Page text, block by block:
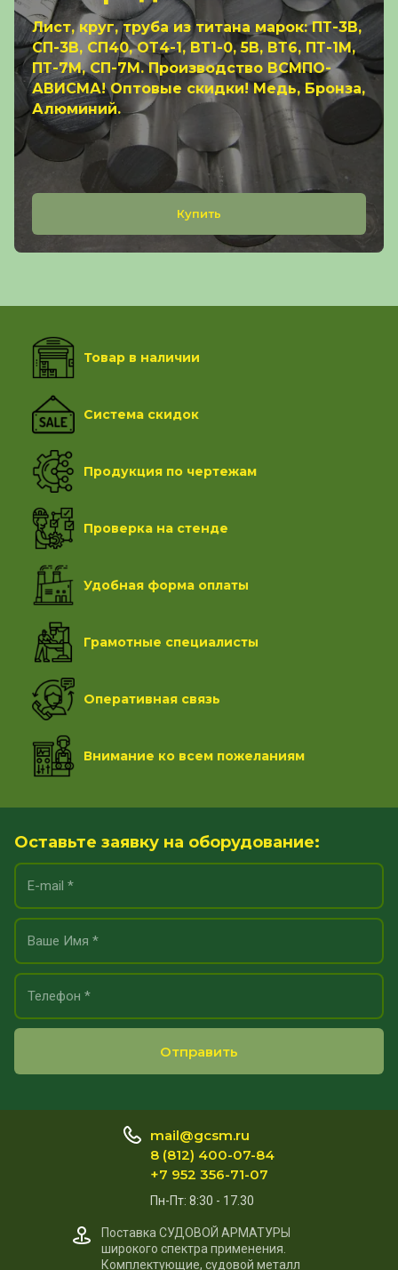
Лист, круг, труба из титана марок: ПТ-3В,
СП-3В, СП40, ОТ4-1, ВТ1-0, 5В, ВТ6, ПТ-1М,
ПТ-7М, СП-7М. Производство ВСМПО-
АВИСМА! Оптовые скидки! Медь, Бронза,
Алюминий.
Купить
Товар в наличии
Система скидок
Продукция по чертежам
Проверка на стенде
Удобная форма оплаты
Грамотные специалисты
Оперативная связь
Внимание ко всем пожеланиям
Оставьте заявку на оборудование:
Отправить
mail@gcsm.ru
8 (812) 400-07-84
+7 952 356-71-07
Пн-Пт: 8:30 - 17.30
Поставка СУДОВОЙ АРМАТУРЫ
широкого спектра применения.
Комплектующие, судовой металл